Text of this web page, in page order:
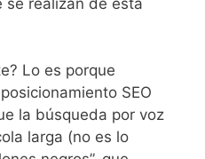
Lo es porque
SEO
la búsqueda por voz
larga (no es lo